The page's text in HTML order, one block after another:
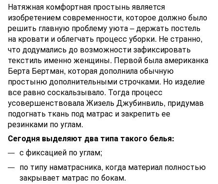
Натяжная комфортная простынь является
изобретением современности, которое должно было
решить главную проблему уюта – держать постель
на кровати и облегчать процесс уборки. Не странно,
что додумались до возможности зафиксировать
текстиль именно женщины. Первой была американка
Берта Бертман, которая дополнила обычную
простыню дополнительными строчками. Но изделие
все равно соскальзывало. Тогда процесс
усовершенствовала Жизель Джубинвиль, придумав
подогнать ткань под матрас и закрепить ее
резинками по углам.
Сегодня выделяют два типа такого белья:
с фиксацией по углам;
по типу наматрасника, когда материал полностью
закрывает матрас по бокам.